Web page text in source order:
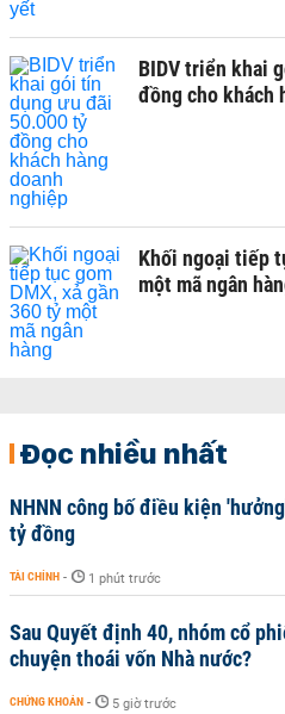
BIDV triển khai
đồng cho khách
Khối ngoại tiếp
một mã ngân
Đọc nhiều nhất
NHNN công bố điều kiện
tỷ đồng
TÀI CHÍNH - 1 phút trước
Sau Quyết định 40, nhóm cổ
chuyện thoái vốn Nhà nước?
CHỨNG KHOÁN - 5 giờ trước